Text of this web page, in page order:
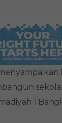
1